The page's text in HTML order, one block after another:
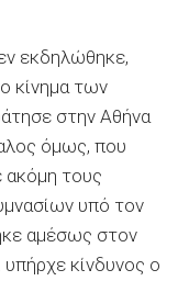
εκδηλώθηκε,
κίνημα των
στην Αθήνα
όμως, που
ακόμη τους
υπό τον
αμέσως στον
κίνδυνος ο